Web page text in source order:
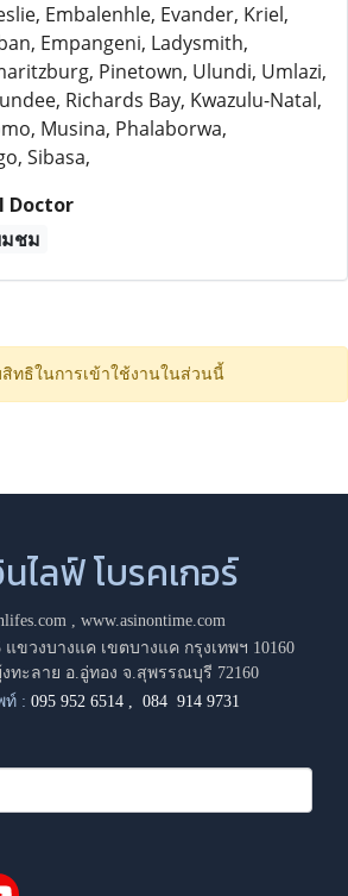
Embalenhle, Evander, Kriel,
Empangeni, Ladysmith,
Pinetown, Ulundi, Umlazi,
Richards Bay, Kwazulu-Natal,
Musina, Phalaborwa,
Sibasa,
Doctor
มชม
ทธิในการเข้าใช้งานในส่วนนี้
ไลฟ์ โบรคเกอร์
, www.asinontime.com
แขวงบางแค เขตบางแค กรุงเทพฯ 10160
ทะลาย อ.อู่ทอง จ.สุพรรณบุรี 72160
ท์ : 095 952 6514 ,084 914 9731